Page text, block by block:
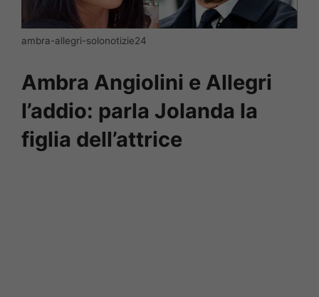
ambra-allegri-solonotizie24
Ambra Angiolini e Allegri
l’addio: parla Jolanda la
figlia dell’attrice